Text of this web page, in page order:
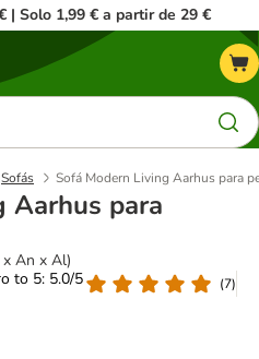
| Solo 1,99 € a partir de 29 €
Sofás Sofá Modern Living Aarhus para
Aarhus para
x An x Al)
to 5: 5.0/5
(7)